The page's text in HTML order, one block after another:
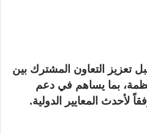
تعزيز التعاون المشترك بين
بما يساهم في دعم
لأحدث المعايير الدولية.